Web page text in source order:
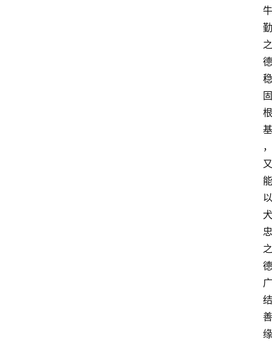
牛
勤
之
德
稳
固
根
基
，
又
能
以
犬
忠
之
德
广
结
善
缘